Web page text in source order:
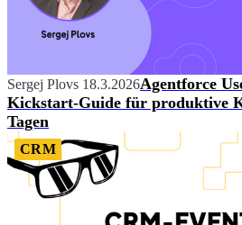
Sergej Plovs 18.3.2026Agentforce
Kickstart-Guide für produktive
Tagen
CRM